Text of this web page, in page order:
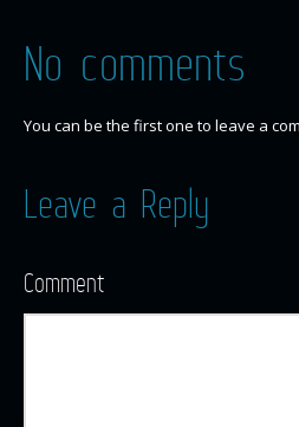
No comments
You can be the first one to leave a
Leave a Reply
Comment